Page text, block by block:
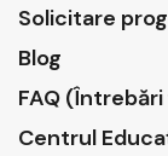
Solicitare
Blog
FAQ
Centrul